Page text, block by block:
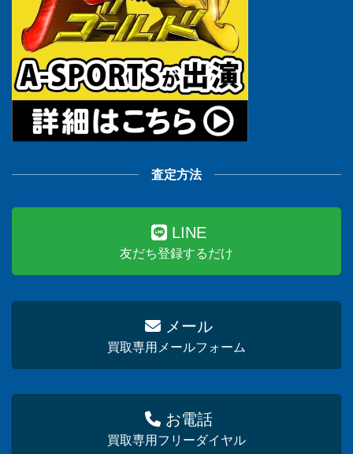
査定方法
LINE
友だち登録するだけ
メール
買取専用メールフォーム
お電話
買取専用フリーダイヤル